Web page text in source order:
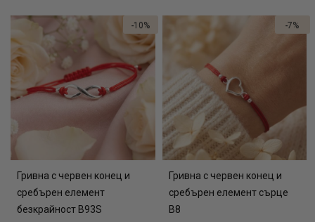
Гривна с червен конец и
сребърен елемент
безкрайност В93S
-10%
Гривна с червен конец и
сребърен елемент сърце
В8
-7%